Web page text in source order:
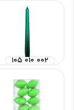
۱۰۵ ۰۱۰ ۰۰۲